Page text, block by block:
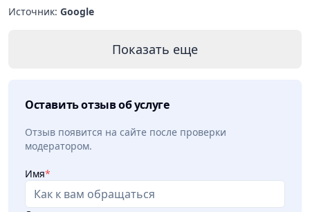
Источник: Google
Показать еще
Оставить отзыв об услуге
Отзыв появится на сайте после проверки
модератором.
Имя*